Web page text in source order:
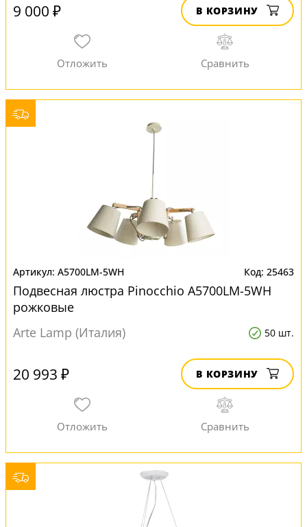
9 000 ₽ В КОРЗИНУ
A5700LM-5WH 25463
Подвесная люстра Pinocchio A5700LM-5WH
рожковые
Arte Lamp (Италия)
50 шт.
20 993 ₽ В КОРЗИНУ